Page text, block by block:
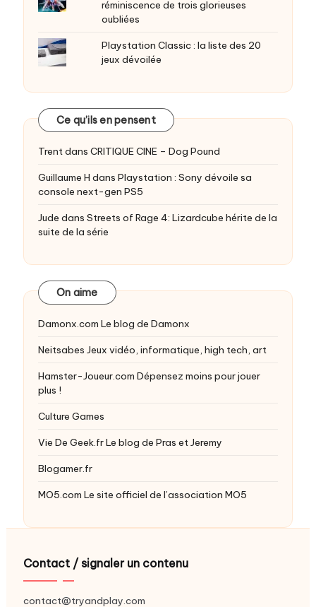
réminiscence de trois glorieuses
oubliées
Playstation Classic : la liste des 20
jeux dévoilée
Ce qu’ils en pensent
Trentdans CRITIQUE CINE – Dog Pound
Guillaume H dans Playstation : Sony dévoile sa
console next-gen PS5
Jude dans Streets of Rage 4: Lizardcube hérite de la
suite de la série
On aime
Damonx.com Le blog de Damonx
Neitsabes Jeux vidéo, informatique, high tech, art
Hamster-Joueur.com Dépensez moins pour jouer
plus !
Culture Games
Vie De Geek.frLe blog de Pras et Jeremy
Blogamer.fr
MO5.com Le site officiel de l’association MO5
Contact / signaler un contenu
contact@tryandplay.com